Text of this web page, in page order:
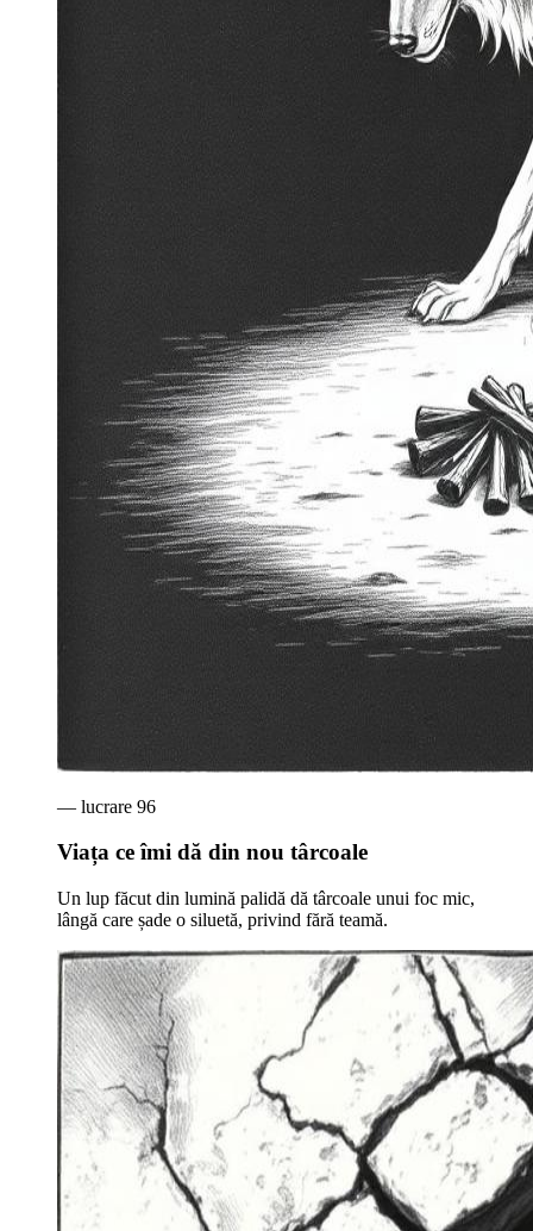
— lucrare 96
Viața ce îmi dă din nou târcoale
Un lup făcut din lumină palidă dă târcoale unui foc mic,
lângă care șade o siluetă, privind fără teamă.